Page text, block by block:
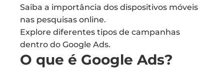
Saiba a importância dos dispositivos móveis
nas pesquisas online.
Explore diferentes tipos de campanhas
dentro do Google Ads.
O que é Google Ads?